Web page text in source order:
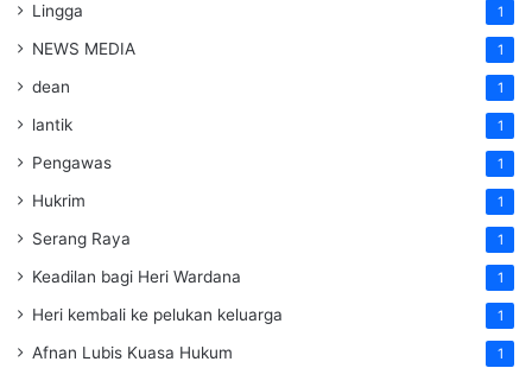
Lingga 1
NEWS MEDIA 1
dean 1
lantik 1
Pengawas 1
Hukrim 1
Serang Raya 1
Keadilan bagi Heri Wardana 1
Heri kembali ke pelukan keluarga 1
Afnan Lubis Kuasa Hukum 1